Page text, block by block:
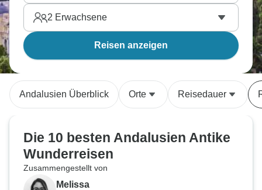
2 Erwachsene
Reisen anzeigen
Andalusien Überblick Orte Reisedauer
Die 10 besten Andalusien Antike
Wunderreisen
Zusammengestellt von
Melissa